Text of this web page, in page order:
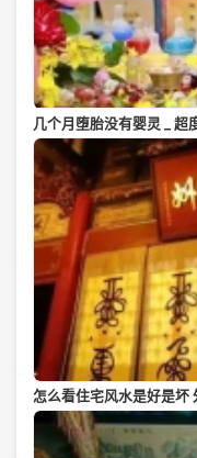
几个月堕胎没有婴灵 _ 超
怎么看住宅风水是好是坏